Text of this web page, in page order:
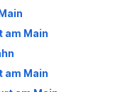
am Main
am Main